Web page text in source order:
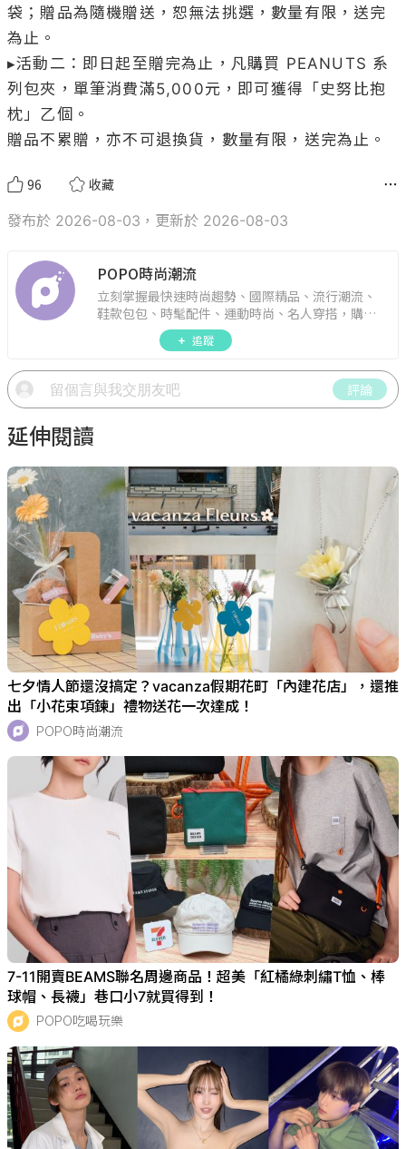
袋；贈品為隨機贈送，恕無法挑選，數量有限，送完
為止。
▸活動二：即日起至贈完為止，凡購買 PEANUTS 系
列包夾，單筆消費滿5,000元，即可獲得「史努比抱
枕」乙個。
贈品不累贈，亦不可退換貨，數量有限，送完為止。
96 收藏
發布於 2026-08-03，更新於 2026-08-03
POPO時尚潮流
立刻掌握最快速時尚趨勢、國際精品、流行潮流、
鞋款包包、時髦配件、運動時尚、名人穿搭，購物
追蹤
評論
延伸閱讀
七夕情人節還沒搞定？vacanza假期花町「內建花店」，還推
出「小花束項鍊」禮物送花一次達成！
POPO時尚潮流
7-11開賣BEAMS聯名周邊商品！超美「紅橘綠刺繡T恤、棒
球帽、長襪」巷口小7就買得到！
POPO吃喝玩樂